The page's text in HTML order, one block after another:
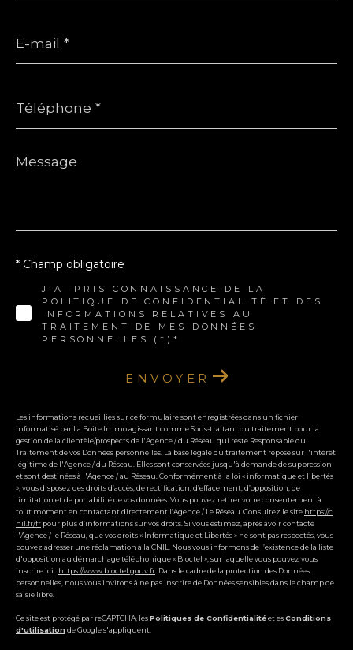
mail
*
*
Message
*
J'AI PRIS CONNAISSANCE DE LA
POLITIQUE DE CONFIDENTIALITÉ ET DES
INFORMATIONS RELATIVES AU
TRAITEMENT DE MES DONNÉES
PERSONNELLES (*)*
* Champ obligatoire
ENVOYER
Les informations recueillies sur ce formulaire sont enregistrées dans un fichier
informatisé par La Boite Immo agissant comme Sous-traitant du traitement pour la
gestion de la clientèle/prospects de l'Agence / du Réseau qui reste Responsable du
Traitement de vos Données personnelles. La base légale du traitement repose sur l'intérêt
légitime de l'Agence / du Réseau. Elles sont conservées jusqu'à demande de suppression
et sont destinées à l'Agence / au Réseau. Conformément à la loi « informatique et libertés
», vous disposez des droits d’accès, de rectification, d’effacement, d’opposition, de
limitation et de portabilité de vos données. Vous pouvez retirer votre consentement à
tout moment en contactant directement l’Agence / Le Réseau. Consultez le site https://c
nil.fr/fr pour plus d’informations sur vos droits. Si vous estimez, après avoir contacté
l'Agence / le Réseau, que vos droits « Informatique et Libertés » ne sont pas respectés, vous
pouvez adresser une réclamation à la CNIL. Nous vous informons de l’existence de la liste
d'opposition au démarchage téléphonique « Bloctel », sur laquelle vous pouvez vous
inscrire ici : https://www.bloctel.gouv.fr. Dans le cadre de la protection des Données
personnelles, nous vous invitons à ne pas inscrire de Données sensibles dans le champ de
saisie libre.
Ce site est protégé par reCAPTCHA, lesPolitiques de Confidentialitéet esConditions
d'utilisation de Google s'appliquent.